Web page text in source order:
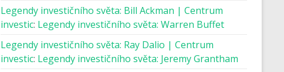
Legendy investičního světa: Bill Ackman | Centrum
investic: Legendy investičního světa: Warren Buffet
Legendy investičního světa: Ray Dalio | Centrum
investic: Legendy investičního světa: Jeremy Grantham